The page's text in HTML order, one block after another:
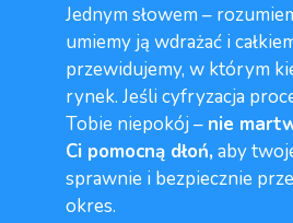
Jednym słowem –
umiemy ją wdrażać i
przewidujemy, w którym
rynek. Jeśli cyfryzacja
Tobie niepokój – nie
Ci pomocną dłoń, aby
sprawnie i bezpiecznie
okres.